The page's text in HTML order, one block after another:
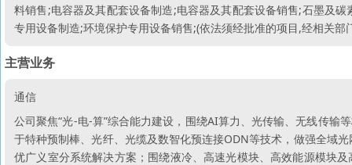
料销售;电容器及其配套设备制造;电容器及其配套设备销售;石墨及
专用设备制造;环境保护专用设备销售;(依法须经批准的项目,经相关部
主营业务
通信
公司聚焦“光-电-算”综合能力建设，围绕AI算力、光传输、无线传
于特种预制棒、光纤、光缆及数智化预连接ODN等技术，做强全域
优广义室分系统解决方案；围绕液冷、高速光模块、高效能源模块